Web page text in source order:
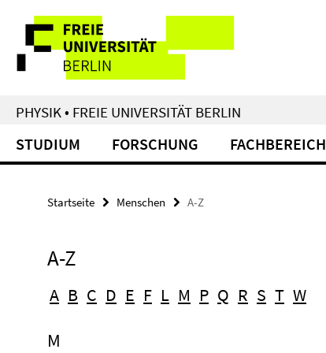
direkt
Inhalt
Service-
Navigation
PHYSIK • FREIE UNIVERSITÄT BERLIN
STUDIUM FORSCHUNG FACHBEREICH
Startseite Menschen A-Z
A-Z
A B C D E F L M P Q R S T W
M